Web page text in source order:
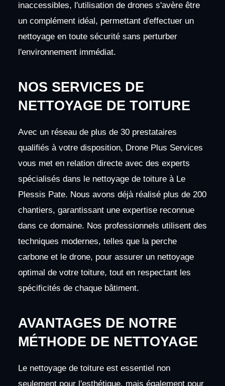
inaccessibles, l'utilisation de drones s'avère être
un complément idéal, permettant d'effectuer un
nettoyage en toute sécurité sans perturber
l'environnement immédiat.
NOS SERVICES DE
NETTOYAGE DE TOITURE
Avec un réseau de plus de 30 prestataires
qualifiés à votre disposition, Drone Plus Services
vous met en relation directe avec des experts
spécialisés dans le nettoyage de toiture à Le
Plessis Pate. Nous avons déjà réalisé plus de 200
chantiers, garantissant une expertise reconnue
dans ce domaine. Nos professionnels utilisent des
techniques modernes, telles que la perche
carbone et le drone, pour assurer un nettoyage
optimal de votre toiture, tout en respectant les
spécificités de chaque bâtiment.
AVANTAGES DE NOTRE
MÉTHODE DE NETTOYAGE
Le nettoyage de toiture est essentiel non
seulement pour l'esthétique, mais également pour